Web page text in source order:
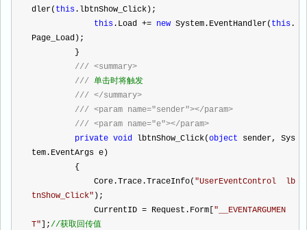
dler( this.lbtnShow_Click);
this.Load += new System.EventHandler( this.
Page_Load);
         }
/// <summary>
/// 单击时将触发
/// </summary>
/// <param name="sender"></param>
/// <param name="e"></param>
private void lbtnShow_Click(object sender, Sys
tem.EventArgs e)
         {
             Core.Trace.TraceInfo(
"UserEventControl  lb
tnShow_Click" );
             CurrentID
= Request.Form[ " __EVENTARGUMEN
T" ];//获取回传值